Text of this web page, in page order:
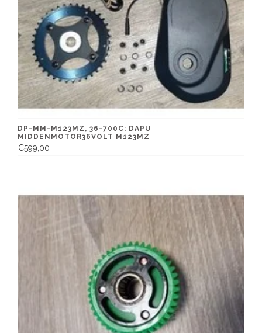
DP-MM-M123MZ, 36-700C: DAPU
MIDDENMOTOR36VOLT M123MZ
€599,00